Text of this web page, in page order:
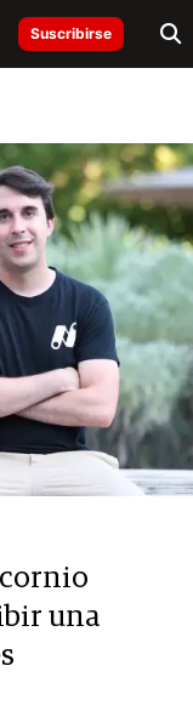
Suscribirse
una